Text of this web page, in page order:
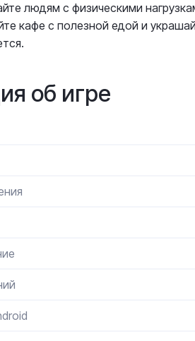
людям с физическими
кафе с полезной едой и
об игре